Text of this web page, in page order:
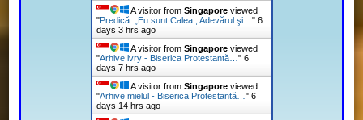
A visitor from Singaporeviewed
"Predică: „Eu sunt Calea , Adevărul şi… " 6
days 3 hrs ago
A visitor from Singaporeviewed
"Arhive lvry - Biserica Protestantă… " 6
days 7 hrs ago
A visitor from Singaporeviewed
"Arhive mielul - Biserica Protestantă… " 6
days 14 hrs ago